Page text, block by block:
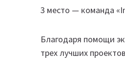
3 место — команда
Благодаря помощи
трех лучших